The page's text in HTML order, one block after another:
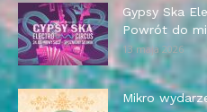
Gypsy Ska
Powrót do
13 maja 2026
Mikro